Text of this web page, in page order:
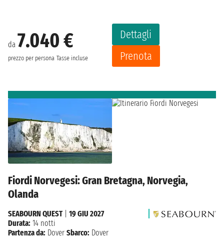
da 7.040 €
prezzo per persona Tasse incluse
Dettagli
Prenota
Fiordi Norvegesi: Gran Bretagna, Norvegia,
Olanda
SEABOURN QUEST| 19 GIU 2027
Durata: 14 notti
Partenza da: Dover Sbarco: Dover